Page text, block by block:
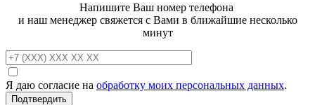
Напишите Ваш номер телефона
и наш менеджер свяжется с Вами в ближайшие несколько
минут
Я даю согласие на обработку моих персональных данных.